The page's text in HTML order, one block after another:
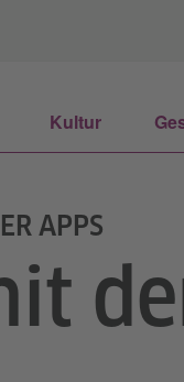
Kultur
APPS